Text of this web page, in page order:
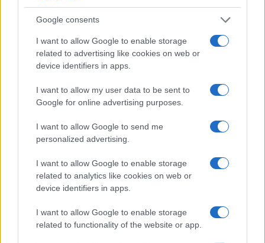
Google consents
I want to allow Google to enable storage
related to advertising like cookies on web or
device identifiers in apps.
I want to allow my user data to be sent to
Google for online advertising purposes.
I want to allow Google to send me
personalized advertising.
I want to allow Google to enable storage
related to analytics like cookies on web or
device identifiers in apps.
I want to allow Google to enable storage
related to functionality of the website or app.
χρήσης, εμφανίζοντας μείωση κατά 31,7%.
«Η Μαρία που έγινε Κάλας»
συνεχίζει στην Telewizja Polska